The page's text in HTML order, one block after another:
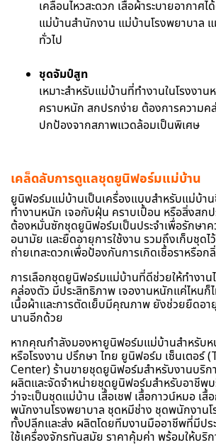
เคลื่อนไหวสะดวก เสื้อผ้าระบายอากาศ
แม่บ้านสำนักงาน แม่บ้านโรงพยาบาล แ
ทั่วไป
ชุดจัมป์สูท
เหมาะสำหรับแม่บ้านที่ทำงานในโรงงา
คราบหนัก สกปรกง่าย ต้องการความค
ปกป้องจากสภาพแวดล้อมเป็นพิเศษ
เคล็ดลับการดูแลชุดยูนิฟอร์มแม่บ้าน
ยูนิฟอร์มแม่บ้านเป็นเครื่องแบบสำหรับแม่บ้า
ทำงานหนัก เจอกับฝุ่น คราบเปื้อน หรือสิ่งส
ต้องหมั่นซักชุดยูนิฟอร์มเป็นประจำเพื่อรักษาค
อนามัย และยืดอายุการใช้งาน รวมถึงเก็บชุดไ
ถ่ายเทสะดวกเพื่อป้องกันการเกิดเชื้อราหรือก
การเลือกชุดยูนิฟอร์มแม่บ้านที่ดีช่วยให้ทำงาน
คล่องตัว มีประสิทธิภาพ เจองานหนักแค่ไหน
เนื้อผ้าและการตัดเย็บมีคุณภาพ ยังช่วยยืดอา
นานอีกด้วย
หากคุณกำลังมองหายูนิฟอร์มแม่บ้านสำหรับ
หรือโรงงาน ปรึกษา ไทย ยูนิฟอร์ม เซ็นเตอ
Center) ร้านขายชุดยูนิฟอร์มสำหรับงานบริกา
ผลิตและจัดจำหน่ายชุดยูนิฟอร์มสำหรับอาชีพบ
ว่าจะเป็นชุดแม่บ้าน เสื้อเชฟ เสื้อกาวน์หมอ เสื้
พนักงานโรงพยาบาล ชุดหมีช่าง ชุดพนักงานโ
ทั้งปลีกและส่ง ผลิตโดยทีมงานมืออาชีพที่มีป
ใช้เครื่องจักรทันสมัย ราคาคุ้มค่า พร้อมให้บริ